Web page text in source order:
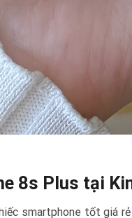
8s Plus tại
smartphone tốt giá